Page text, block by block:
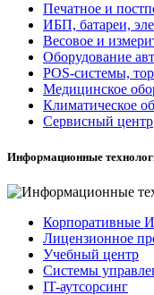
Печатное и
ИБП, батареи,
Весовое и
Оборудование
POS-системы,
Медицинское
Климатическое
Сервисный центр
Информационные
Корпоративные
Лицензионное
Учебный центр
Системы
IT-аутсорсинг